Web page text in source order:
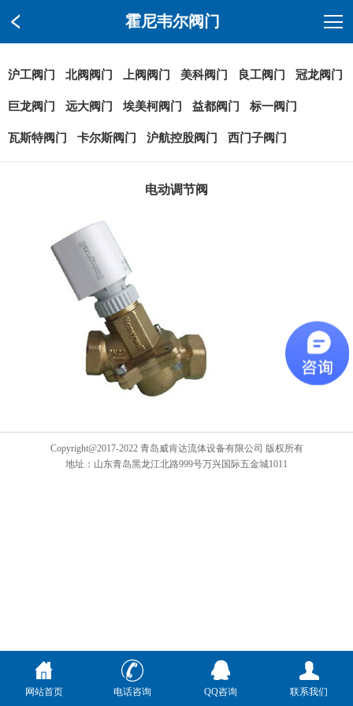
霍尼韦尔阀门
沪工阀门 北阀阀门 上阀阀门 美科阀门 良工阀门 冠龙阀门
巨龙阀门 远大阀门 埃美柯阀门 益都阀门 标一阀门
瓦斯特阀门 卡尔斯阀门 沪航控股阀门 西门子阀门
电动调节阀
Copyright@2017-2022 青岛威肯达流体设备有限公司 版权所有
地址：山东青岛黑龙江北路999号万兴国际五金城1011
网站首页 电话咨询 QQ咨询 联系我们